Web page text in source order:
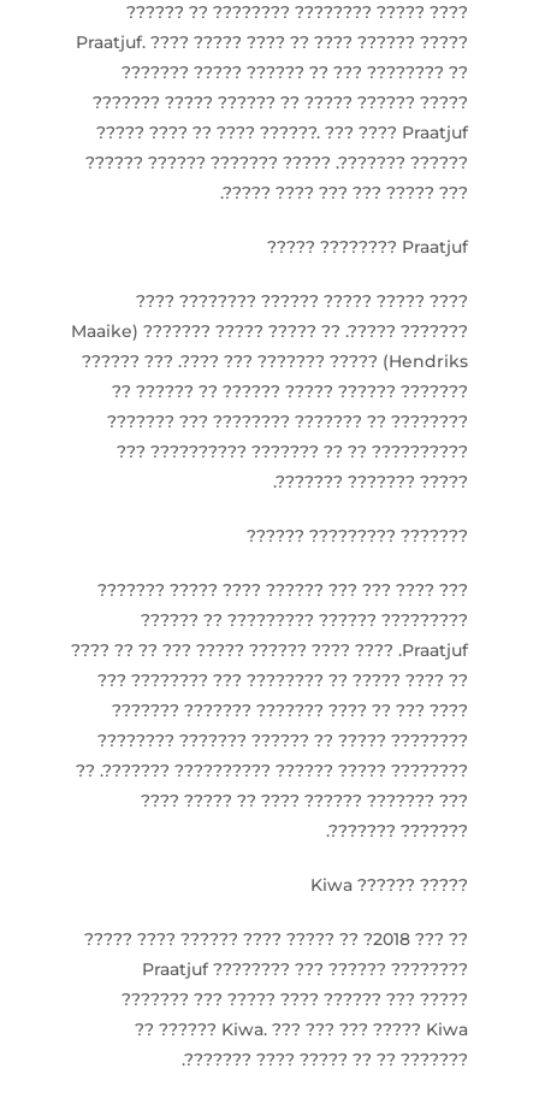
???? ????? ???????? ???????? ?? ??????
Praatjuf. ???? ????? ???? ?? ???? ?????? ?????
??????? ????? ?????? ?? ??? ???????? ??
??????? ????? ?????? ?? ????? ?????? ?????
??????. ??? ???? Praatjuf ???? ?? ???? ?????
?????? ???????. ????? ??????? ?????? ??????
??? ????? ??? ??? ???? ?????.
Praatjuf ???????? ?????
???? ????? ????? ?????? ???????? ????
??????? ?????. ?? ????? ????? ??????? (Maaike
Hendriks) ????? ??????? ??? ????. ??? ??????
??????? ?????? ????? ?????? ?? ?????? ??
???????? ?? ??????? ???????? ??? ???????
?????????? ?? ?? ??????? ?????????? ???
????? ??????? ???????.
??????? ????????? ??????
??? ???? ??? ??? ?????? ???? ????? ???????
????????? ?????? ????????? ?? ??????
Praatjuf. ???? ???? ?????? ????? ??? ?? ?? ????
?? ???? ????? ?? ???????? ??? ???????? ???
???? ??? ?? ???? ??????? ??????? ???????
???????? ????? ?? ?????? ??????? ????????
???????? ????? ?????? ?????????? ???????. ??
??? ??????? ?????? ???? ?? ????? ????
??????? ???????.
????? ?????? Kiwa
?? ??? 2018? ?? ????? ???? ?????? ???? ?????
Praatjuf ???????? ??? ?????? ????????
??????? ??? ????? ???? ?????? ??? ?????
?????? Kiwa. ??? ??? ??? ????? Kiwa ??
??????? ?? ?? ????? ???? ???????.